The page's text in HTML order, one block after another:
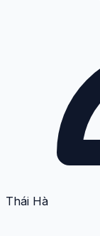
Thái Hà